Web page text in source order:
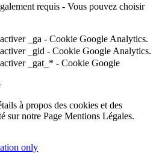
requis - Vous pouvez choisir
_ga - Cookie Google Analytics.
_gid - Cookie Google Analytics.
_gat_* - Cookie Google
à propos des cookies et des
sur notre Page Mentions Légales.
only